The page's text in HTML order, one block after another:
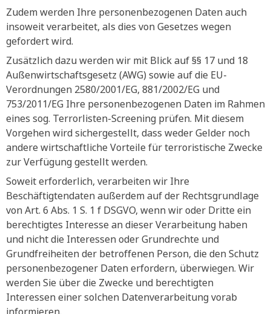
Zudem werden Ihre personenbezogenen Daten auch
insoweit verarbeitet, als dies von Gesetzes wegen
gefordert wird.
Zusätzlich dazu werden wir mit Blick auf §§ 17 und 18
Außenwirtschaftsgesetz (AWG) sowie auf die EU-
Verordnungen 2580/2001/EG, 881/2002/EG und
753/2011/EG Ihre personenbezogenen Daten im Rahmen
eines sog. Terrorlisten-Screening prüfen. Mit diesem
Vorgehen wird sichergestellt, dass weder Gelder noch
andere wirtschaftliche Vorteile für terroristische Zwecke
zur Verfügung gestellt werden.
Soweit erforderlich, verarbeiten wir Ihre
Beschäftigtendaten außerdem auf der Rechtsgrundlage
von Art. 6 Abs. 1 S. 1 f DSGVO, wenn wir oder Dritte ein
berechtigtes Interesse an dieser Verarbeitung haben
und nicht die Interessen oder Grundrechte und
Grundfreiheiten der betroffenen Person, die den Schutz
personenbezogener Daten erfordern, überwiegen. Wir
werden Sie über die Zwecke und berechtigten
Interessen einer solchen Datenverarbeitung vorab